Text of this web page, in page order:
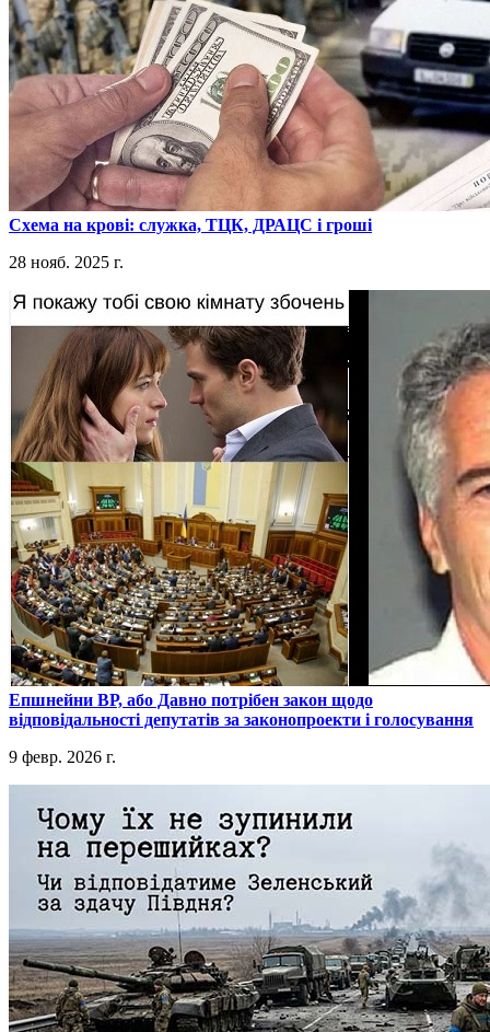
​Схема на крові: служка, ТЦК, ДРАЦС і гроші
28 нояб. 2025 г.
​Епшнейни ВР, або Давно потрібен закон щодо
відповідальності депутатів за законопроекти і голосування
9 февр. 2026 г.